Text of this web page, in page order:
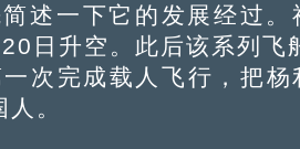
一下它的发展经过。
日升空。此后该系列飞
次完成载人飞行，把杨
。